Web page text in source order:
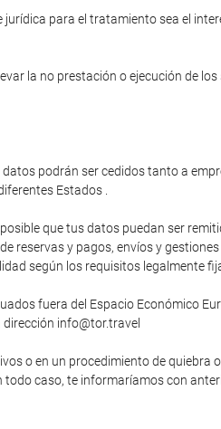
para el tratamiento sea el
la no prestación o ejecución de
podrán ser cedidos tanto a
Estados .
que tus datos puedan ser
y pagos, envíos y
según los requisitos legalmente
fuera del Espacio Económico
info@tor.travel
o en un procedimiento de quiebra
caso, te informaríamos con